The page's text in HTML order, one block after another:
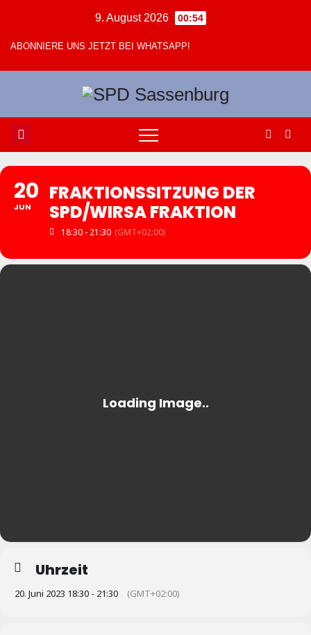
springen
9. August 2026 00:54
ABONNIERE UNS JETZT BEI WHATSAPP!
20
JUN
FRAKTIONSSITZUNG DER
SPD/WIRSA FRAKTION
18:30 - 21:30 (GMT+02:00)
Uhrzeit
20. Juni 2023 18:30 - 21:30 (GMT+02:00)